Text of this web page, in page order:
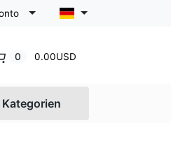
0 0.00USD